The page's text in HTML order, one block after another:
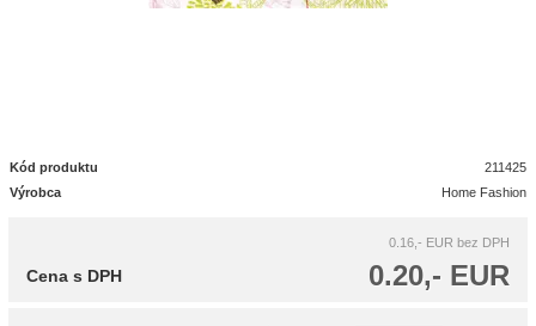
Kód produktu
211425
Výrobca
Home Fashion
0.16,- EUR bez DPH
0.20,- EUR
Cena s DPH